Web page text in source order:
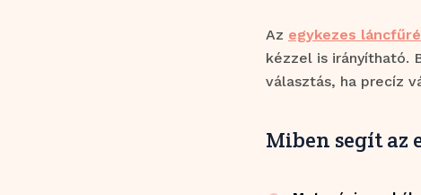
Az egykezes
kézzel is irányítható.
választás, ha precíz
Miben segít az